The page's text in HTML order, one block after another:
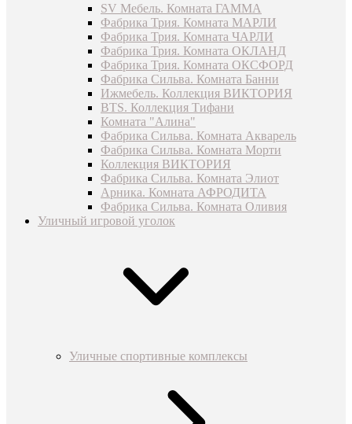
SV Мебель. Комната ГАММА
Фабрика Трия. Комната МАРЛИ
Фабрика Трия. Комната ЧАРЛИ
Фабрика Трия. Комната ОКЛАНД
Фабрика Трия. Комната ОКСФОРД
Фабрика Сильва. Комната Банни
Ижмебель. Коллекция ВИКТОРИЯ
BTS. Коллекция Тифани
Комната "Алина"
Фабрика Сильва. Комната Акварель
Фабрика Сильва. Комната Морти
Коллекция ВИКТОРИЯ
Фабрика Сильва. Комната Элиот
Арника. Комната АФРОДИТА
Фабрика Сильва. Комната Оливия
Уличный игровой уголок
Уличные спортивные комплексы